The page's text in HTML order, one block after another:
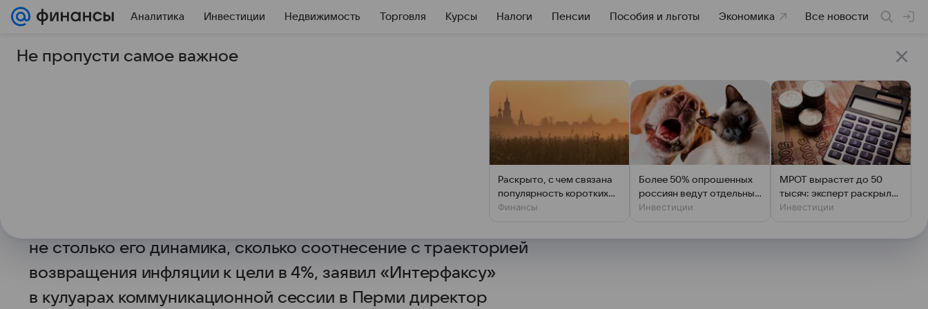
Аналитика Инвестиции Недвижимость Торговля Курсы Налоги Пенсии Пособия и льготы Экономика Все новости
4 декабря 2025 Финансы Mail
учитывает соответствие кредитования
Банк России при принятии решений в сфере денежно-кредитной
не столько его динамика, сколько соотнесение с траекторией
возвращения инфляции к цели в 4%, заявил «Интерфаксу»
в кулуарах коммуникационной сессии в Перми директор
Не пропусти самое важное
Раскрыто, с чем связана
популярность коротких
поездок в регионы
Финансы
Более 50% опрошенных
россиян ведут отдельный
бюджет на питомцев
Инвестиции
МРОТ вырастет до 50
тысяч: эксперт раскрыл
подвох для работников
Инвестиции